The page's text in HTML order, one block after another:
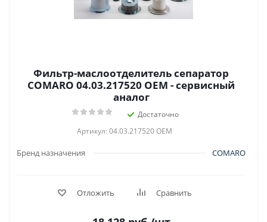
Фильтр-маслоотделитель сепаратор
COMARO 04.03.217520 OEM - сервисный
аналог
Достаточно
Артикул: 04.03.217520 OEM
Бренд назначения COMARO
Отложить Сравнить